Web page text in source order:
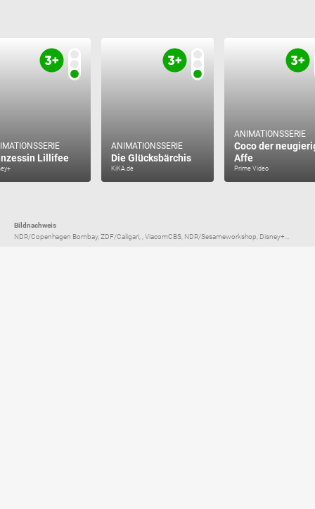
Lillifee
ANIMATIONSSERIE
Die Glücksbärchis
KiKA.de
ANIMATIONSSERIE
Coco der
Affe
Prime Video
Bildnachweis
NDR/Copenhagen Bombay, ZDF/Caligari, , ViacomCBS, NDR/Sesameworkshop, Disney+...